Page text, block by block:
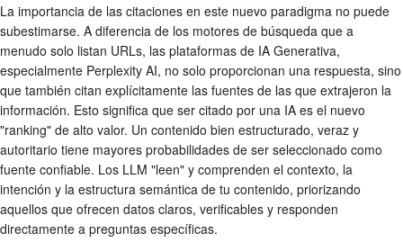
La importancia de las citaciones en este nuevo paradigma no puede
subestimarse. A diferencia de los motores de búsqueda que a
menudo solo listan URLs, las plataformas de IA Generativa,
especialmente Perplexity AI, no solo proporcionan una respuesta, sino
que también citan explícitamente las fuentes de las que extrajeron la
información. Esto significa que ser citado por una IA es el nuevo
"ranking" de alto valor. Un contenido bien estructurado, veraz y
autoritario tiene mayores probabilidades de ser seleccionado como
fuente confiable. Los LLM "leen" y comprenden el contexto, la
intención y la estructura semántica de tu contenido, priorizando
aquellos que ofrecen datos claros, verificables y responden
directamente a preguntas específicas.